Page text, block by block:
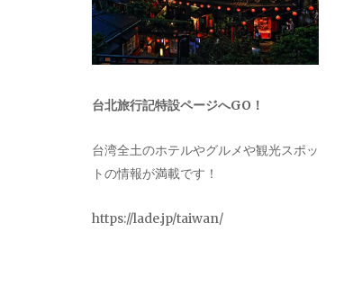
台北旅行記特設ページへGO！
台湾全土のホテルやグルメや観光スポッ
トの情報が満載です！
https://lade.jp/taiwan/